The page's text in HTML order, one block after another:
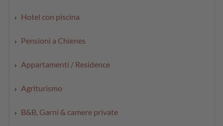
Hotel con piscina
Pensioni a Chienes
Appartamenti / Residence
Agriturismo
B&B, Garni & camere private